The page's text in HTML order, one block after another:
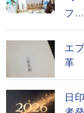
フ...
エ
革
日